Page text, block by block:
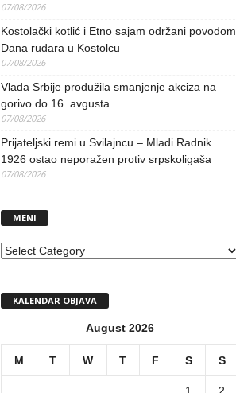
07/08/2026
Kostolački kotlić i Etno sajam održani povodom
Dana rudara u Kostolcu
07/08/2026
Vlada Srbije produžila smanjenje akciza na
gorivo do 16. avgusta
07/08/2026
Prijateljski remi u Svilajncu – Mladi Radnik
1926 ostao neporažen protiv srpskoligaša
07/08/2026
MENI
MENI
KALENDAR OBJAVA
August 2026
M T W T F S S
1 2